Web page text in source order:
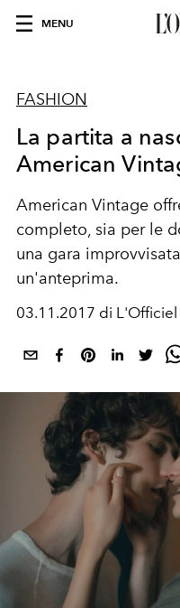
MENU
FASHION
La partita a
American
American Vintage
completo, sia per le
una gara
un'anteprima.
03.11.2017 di L'Officiel